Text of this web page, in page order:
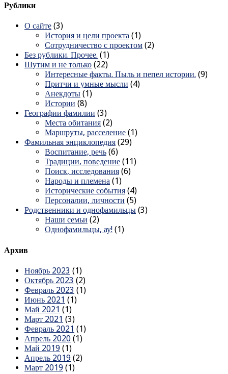
Рублики
О сайте (3)
История и цели проекта (1)
Сотрудничество с проектом (2)
Без рублики. Прочее. (1)
Шутим и не только (22)
Интересные факты. Пыль и пепел истории. (9)
Притчи и умные мысли (4)
Анекдоты (1)
Истории (8)
Географии фамилии (3)
Места обитания (2)
Маршруты, расселение (1)
Фамильная энциклопедия (29)
Воспитание, речь (6)
Традиции, поведение (11)
Поиск, исследования (6)
Народы и племена (1)
Исторические события (4)
Персоналии, личности (5)
Родственники и однофамильцы (3)
Наши семьи (2)
Однофамильцы, ау! (1)
Архив
Ноябрь 2023 (1)
Октябрь 2023 (2)
Февраль 2023 (1)
Июнь 2021 (1)
Май 2021 (1)
Март 2021 (3)
Февраль 2021 (1)
Апрель 2020 (1)
Май 2019 (1)
Апрель 2019 (2)
Март 2019 (1)